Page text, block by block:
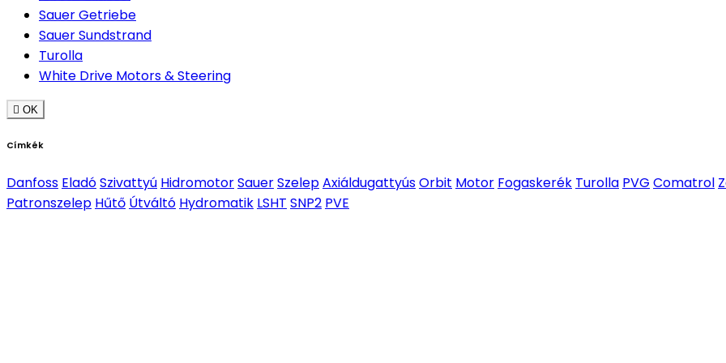
Sauer Getriebe
Sauer Sundstrand
Turolla
White Drive Motors & Steering
 OK
Címkék
Danfoss EladóSzivattyú HidromotorSauerSzelepAxiáldugattyúsOrbit Motor Fogaskerék Turolla PVG Comatrol
Patronszelep Hűtő Útváltó Hydromatik LSHT SNP2 PVE